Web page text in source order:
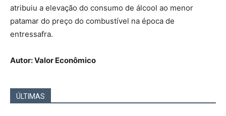
atribuiu a elevação do consumo de álcool ao menor
patamar do preço do combustível na época de
entressafra.
Autor: Valor Econômico
ÚLTIMAS